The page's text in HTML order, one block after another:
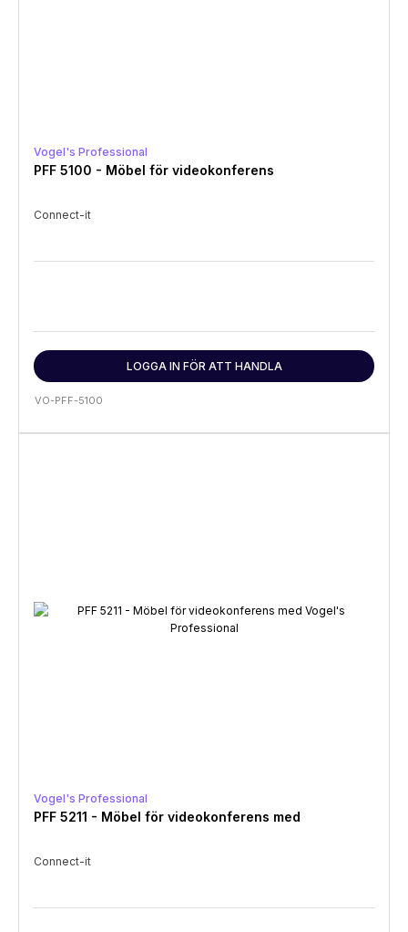
Vogel's Professional
PFF 5100 - Möbel för videokonferens
Connect-it
LOGGA IN FÖR ATT HANDLA
VO-PFF-5100
Vogel's Professional
PFF 5211 - Möbel för videokonferens med
Connect-it